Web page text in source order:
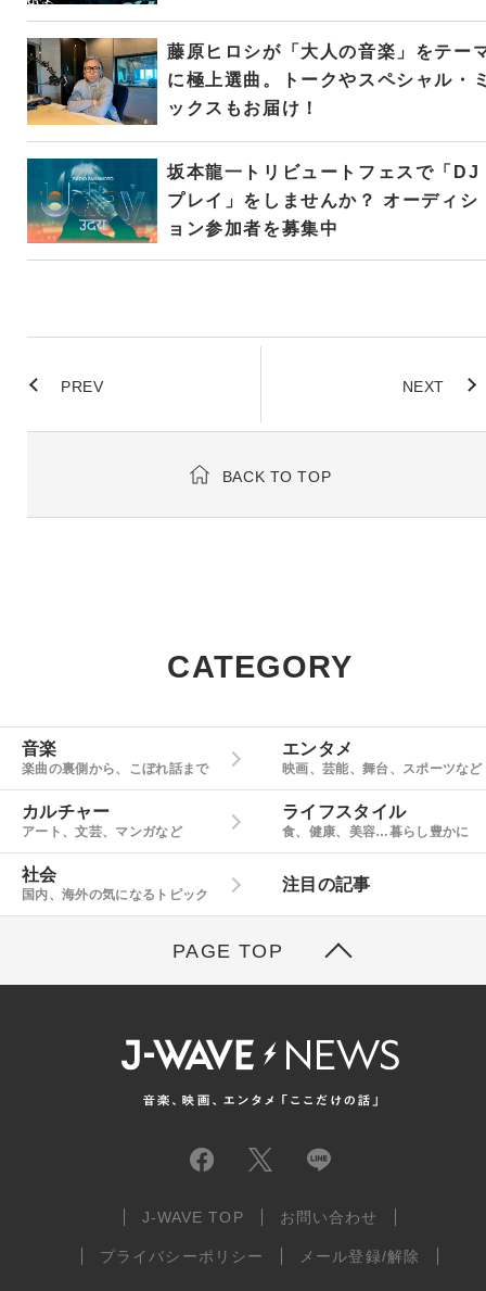
藤原ヒロシが「大人の音楽」をテー
に極上選曲。トークやスペシャル・
ックスもお届け！
坂本龍一トリビュートフェスで「DJ
プレイ」をしませんか？ オーディシ
ョン参加者を募集中
PREV NEXT
BACK TO TOP
CATEGORY
音楽
楽曲の裏側から、こぼれ話まで
エンタメ
映画、芸能、舞台、スポーツなど
カルチャー
アート、文芸、マンガなど
ライフスタイル
食、健康、美容…暮らし豊かに
社会
国内、海外の気になるトピック
注目の記事
PAGE TOP
J-WAVE TOP お問い合わせ
プライバシーポリシー メール登録/解除